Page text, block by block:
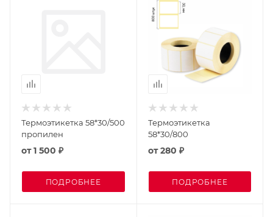
Термоэтикетка 58*30/500
пропилен
от1 500 ₽
ПОДРОБНЕЕ
Термоэтикетка
58*30/800
от280 ₽
ПОДРОБНЕЕ